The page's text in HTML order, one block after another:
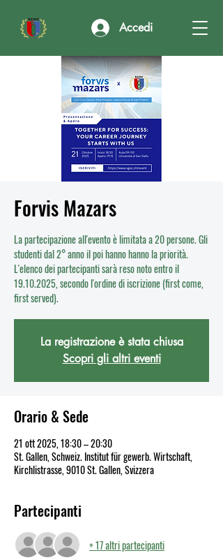
Accedi
Forvis Mazars
La partecipazione all'evento è limitata a 20 persone. Gli
studenti dal 2° anno il poi hanno hanno la priorità.
L'elenco dei partecipanti sarà reso noto entro il
19.10.2025, secondo l'ordine di iscrizione (first come,
first served).
La registrazione è stata chiusa
Scopri gli altri eventi
Orario & Sede
21 ott 2025, 18:30 – 20:30
St. Gallen, Schweiz. Institut für gewerb. Wirtschaft,
Kirchlistrasse, 9010 St. Gallen, Svizzera
Partecipanti
+ 17 altri partecipanti